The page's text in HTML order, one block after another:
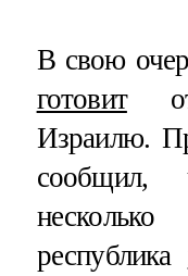
В свою
готовит
Израилю.
сообщил,
республика